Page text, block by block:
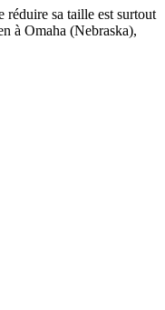
réduire sa taille est surtout
à Omaha (Nebraska),